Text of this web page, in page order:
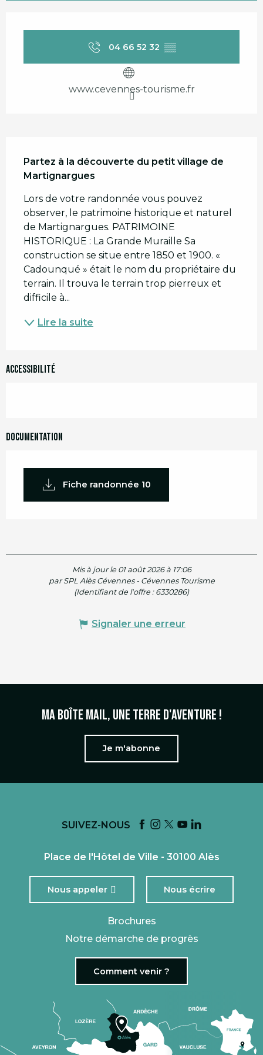
Ouverture et coordonnées
04 66 52 32 ▒▒
www.cevennes-tourisme.fr
Partez à la découverte du petit village de
Martignargues
Lors de votre randonnée vous pouvez
observer, le patrimoine historique et naturel
de Martignargues. PATRIMOINE
HISTORIQUE : La Grande Muraille Sa
construction se situe entre 1850 et 1900. «
Cadounqué » était le nom du propriétaire du
terrain. Il trouva le terrain trop pierreux et
difficile à...
Lire la suite
Accessibilité
Documentation
Fiche randonnée 10
Mis à jour le 01 août 2026 à 17:06
par SPL Alès Cévennes - Cévennes Tourisme
(Identifiant de l'offre : 6330286)
Signaler une erreur
Ma boîte mail, une terre d'aventure !
Je m'abonne
SUIVEZ-NOUS
Place de l'Hôtel de Ville - 30100 Alès
Nous appeler Nous écrire
Brochures
Notre démarche de progrès
Comment venir ?